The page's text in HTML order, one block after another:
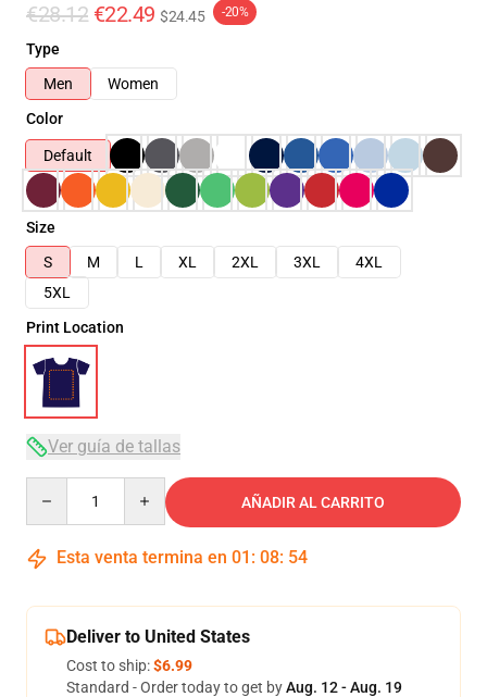
€28.12 €22.49 $24.45 -20%
Type
Men
Women
Color
Default
Size
S
M L XL 2XL 3XL
4XL
5XL
Print Location
Ver guía de tallas
AÑADIR AL CARRITO
Esta venta termina en 01 : 08: 54
Deliver to United States
Cost to ship:$6.99
Standard - Order today to get byAug. 12 - Aug. 19